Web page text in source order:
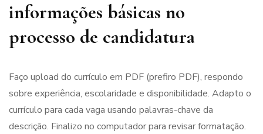
informações básicas no
processo de candidatura
Faço upload do currículo em PDF (prefiro PDF), respondo
sobre experiência, escolaridade e disponibilidade. Adapto o
currículo para cada vaga usando palavras-chave da
descrição. Finalizo no computador para revisar formatação.